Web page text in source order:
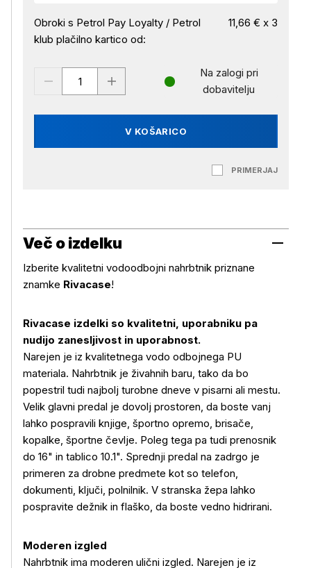
Obroki s Petrol Pay Loyalty / Petrol
klub plačilno kartico od:
11,66 € x 3
V KOŠARICO
Na zalogi pri
dobavitelju
PRIMERJAJ
Več o izdelku
Izberite kvalitetni vodoodbojni nahrbtnik priznane
znamke Rivacase!
Rivacase izdelki so kvalitetni, uporabniku pa
nudijo zanesljivost in uporabnost.
Narejen je iz kvalitetnega vodo odbojnega PU
materiala. Nahrbtnik je živahnih baru, tako da bo
popestril tudi najbolj turobne dneve v pisarni ali mestu.
Velik glavni predal je dovolj prostoren, da boste vanj
lahko pospravili knjige, športno opremo, brisače,
kopalke, športne čevlje. Poleg tega pa tudi prenosnik
do 16" in tablico 10.1". Sprednji predal na zadrgo je
primeren za drobne predmete kot so telefon,
dokumenti, ključi, polnilnik. V stranska žepa lahko
pospravite dežnik in flaško, da boste vedno hidrirani.
Moderen izgled
Nahrbtnik ima moderen ulični izgled. Narejen je iz